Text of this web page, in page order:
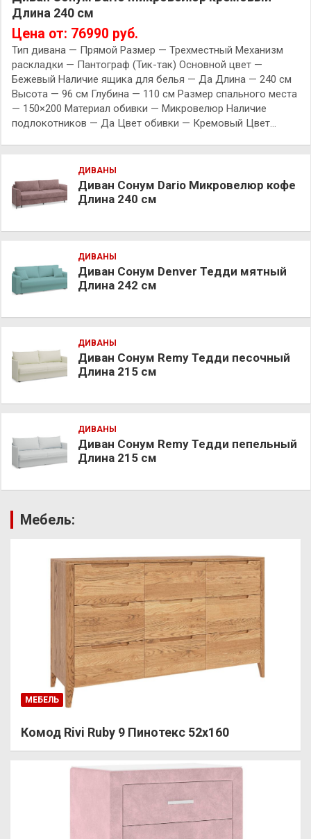
Длина 240 см
Цена от: 76990 руб.
Тип дивана — Прямой Размер — Трехместный Механизм
раскладки — Пантограф (Тик-так) Основной цвет —
Бежевый Наличие ящика для белья — Да Длина — 240 см
Высота — 96 см Глубина — 110 см Размер спального места
— 150×200 Материал обивки — Микровелюр Наличие
подлокотников — Да Цвет обивки — Кремовый Цвет…
ДИВАНЫ
Диван Сонум Dario Микровелюр кофе
Длина 240 см
ДИВАНЫ
Диван Сонум Denver Тедди мятный
Длина 242 см
ДИВАНЫ
Диван Сонум Remy Тедди песочный
Длина 215 см
ДИВАНЫ
Диван Сонум Remy Тедди пепельный
Длина 215 см
Мебель:
МЕБЕЛЬ
Комод Rivi Ruby 9 Пинотекс 52х160